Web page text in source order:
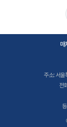
매
주소: 서울
전